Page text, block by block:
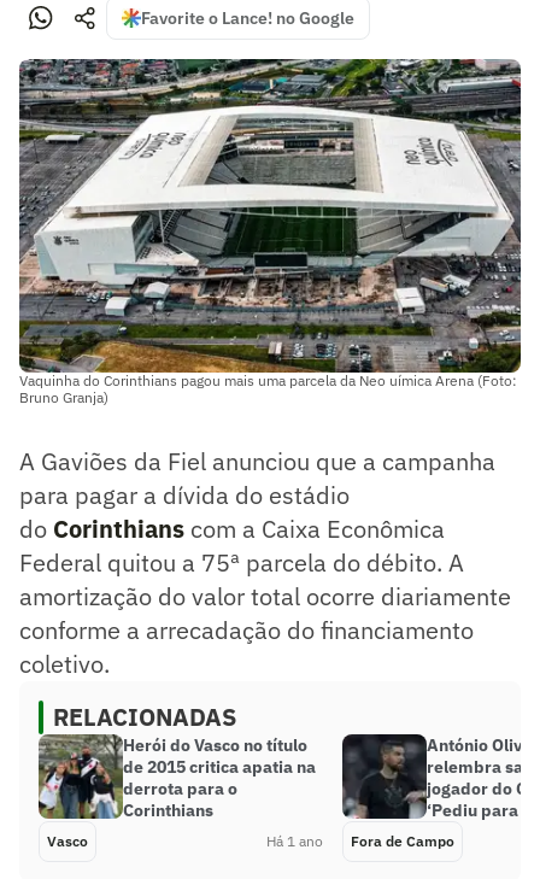
Favorite o Lance! no Google
Vaquinha do Corinthians pagou mais uma parcela da Neo uímica Arena (Foto:
Bruno Granja)
A Gaviões da Fiel anunciou que a campanha
para pagar a dívida do estádio
do Corinthians com a Caixa Econômica
Federal quitou a 75ª parcela do débito. A
amortização do valor total ocorre diariamente
conforme a arrecadação do financiamento
coletivo.
RELACIONADAS
Herói do Vasco no título
de 2015 critica apatia na
derrota para o
Corinthians
Vasco Há 1 ano
António
relembra
jogador do
‘Pediu para
Fora de Campo